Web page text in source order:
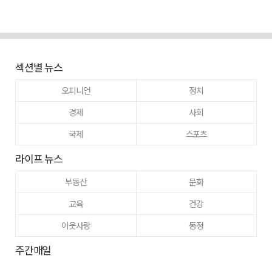
섹션별 뉴스
오피니언
정치
경제
사회
국제
스포츠
라이프 뉴스
부동산
문화
교육
건강
이웃사랑
동정
주간매일